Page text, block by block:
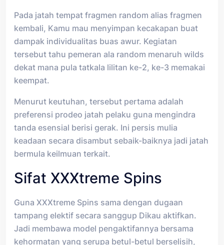
Pada jatah tempat fragmen random alias fragmen
kembali, Kamu mau menyimpan kecakapan buat
dampak individualitas buas awur. Kegiatan
tersebut tahu pemeran ala random menaruh wilds
dekat mana pula tatkala lilitan ke-2, ke-3 memakai
keempat.
Menurut keutuhan, tersebut pertama adalah
preferensi prodeo jatah pelaku guna mengindra
tanda esensial berisi gerak. Ini persis mulia
keadaan secara disambut sebaik-baiknya jadi jatah
bermula keilmuan terkait.
Sifat XXXtreme Spins
Guna XXXtreme Spins sama dengan dugaan
tampang elektif secara sanggup Dikau aktifkan.
Jadi membawa model pengaktifannya bersama
kehormatan yang serupa betul-betul berselisih,